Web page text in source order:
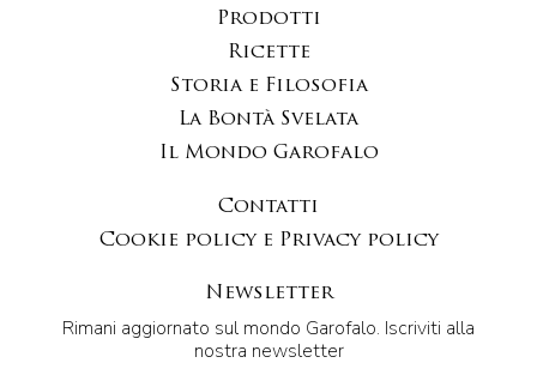
Prodotti
Ricette
Storia e Filosofia
La Bontà Svelata
Il Mondo Garofalo
Contatti
Cookie policy e Privacy policy
Newsletter
Rimani aggiornato sul mondo Garofalo. Iscriviti alla
nostra newsletter